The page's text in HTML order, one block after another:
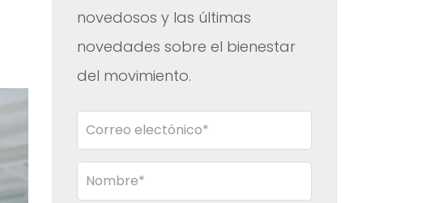
novedosos y las últimas
novedades sobre el bienestar
del movimiento.